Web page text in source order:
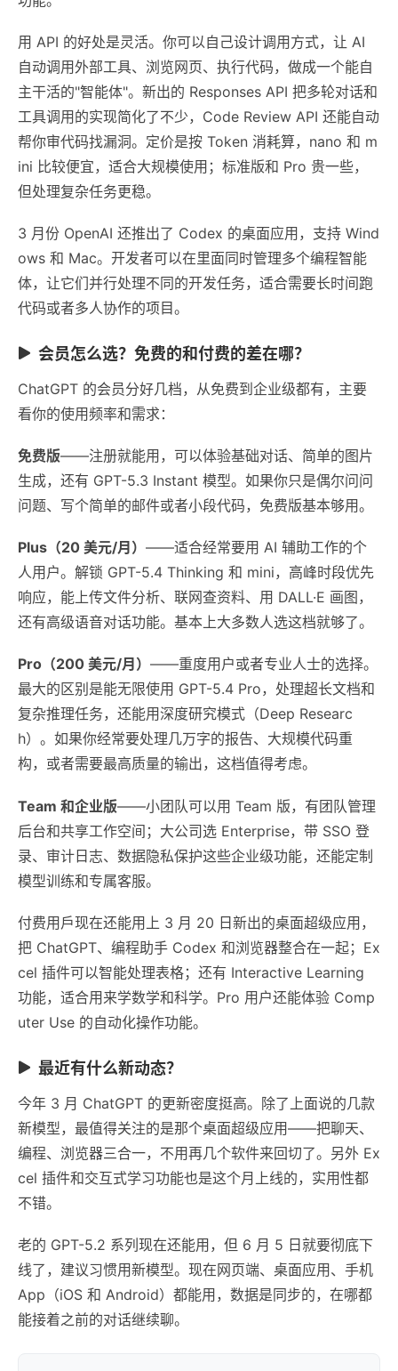
用 API 的好处是灵活。你可以自己设计调用方式，让 AI
自动调用外部工具、浏览网页、执行代码，做成一个能自
主干活的"智能体"。新出的 Responses API 把多轮对话和
工具调用的实现简化了不少，Code Review API 还能自动
帮你审代码找漏洞。定价是按 Token 消耗算，nano 和 m
ini 比较便宜，适合大规模使用；标准版和 Pro 贵一些，
但处理复杂任务更稳。
3 月份 OpenAI 还推出了 Codex 的桌面应用，支持 Wind
ows 和 Mac。开发者可以在里面同时管理多个编程智能
体，让它们并行处理不同的开发任务，适合需要长时间跑
代码或者多人协作的项目。
会员怎么选？免费的和付费的差在哪？
ChatGPT 的会员分好几档，从免费到企业级都有，主要
看你的使用频率和需求：
免费版——注册就能用，可以体验基础对话、简单的图片
生成，还有 GPT-5.3 Instant 模型。如果你只是偶尔问问
问题、写个简单的邮件或者小段代码，免费版基本够用。
Plus（20 美元/月） ——适合经常要用 AI 辅助工作的个
人用户。解锁 GPT-5.4 Thinking 和 mini，高峰时段优先
响应，能上传文件分析、联网查资料、用 DALL·E 画图，
还有高级语音对话功能。基本上大多数人选这档就够了。
Pro（200 美元/月） ——重度用户或者专业人士的选择。
最大的区别是能无限使用 GPT-5.4 Pro，处理超长文档和
复杂推理任务，还能用深度研究模式（Deep Researc
h）。如果你经常要处理几万字的报告、大规模代码重
构，或者需要最高质量的输出，这档值得考虑。
Team 和企业版——小团队可以用 Team 版，有团队管理
后台和共享工作空间；大公司选 Enterprise，带 SSO 登
录、审计日志、数据隐私保护这些企业级功能，还能定制
模型训练和专属客服。
付费用戶现在还能用上 3 月 20 日新出的桌面超级应用，
把 ChatGPT、编程助手 Codex 和浏览器整合在一起；Ex
cel 插件可以智能处理表格；还有 Interactive Learning
功能，适合用来学数学和科学。Pro 用户还能体验 Comp
uter Use 的自动化操作功能。
最近有什么新动态？
今年 3 月 ChatGPT 的更新密度挺高。除了上面说的几款
新模型，最值得关注的是那个桌面超级应用——把聊天、
编程、浏览器三合一，不用再几个软件来回切了。另外 Ex
cel 插件和交互式学习功能也是这个月上线的，实用性都
不错。
老的 GPT-5.2 系列现在还能用，但 6 月 5 日就要彻底下
线了，建议习惯用新模型。现在网页端、桌面应用、手机
App（iOS 和 Android）都能用，数据是同步的，在哪都
能接着之前的对话继续聊。